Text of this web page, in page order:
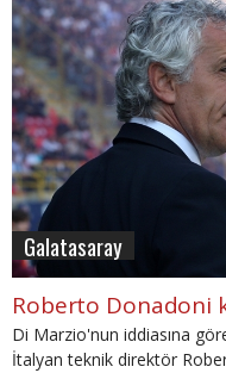
Galatasaray
Di Marzio'nun iddiasına
İtalyan teknik direktör